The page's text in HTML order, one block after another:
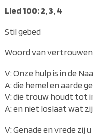
Lied 100: 2, 3, 4
Stil gebed
Woord van
V: Onze hulp is in de
A: die hemel en aarde
V: die trouw houdt tot
A: en niet loslaat wat
V: Genade en vrede zij u